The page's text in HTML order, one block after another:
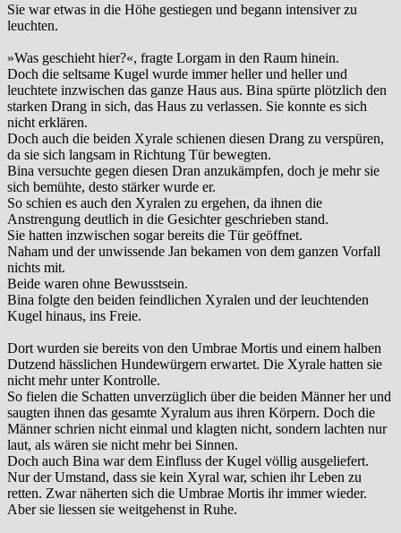
Sie war etwas in die Höhe gestiegen und begann intensiver zu
leuchten.
»Was geschieht hier?«, fragte Lorgam in den Raum hinein.
Doch die seltsame Kugel wurde immer heller und heller und
leuchtete inzwischen das ganze Haus aus. Bina spürte plötzlich den
starken Drang in sich, das Haus zu verlassen. Sie konnte es sich
nicht erklären.
Doch auch die beiden Xyrale schienen diesen Drang zu verspüren,
da sie sich langsam in Richtung Tür bewegten.
Bina versuchte gegen diesen Dran anzukämpfen, doch je mehr sie
sich bemühte, desto stärker wurde er.
So schien es auch den Xyralen zu ergehen, da ihnen die
Anstrengung deutlich in die Gesichter geschrieben stand.
Sie hatten inzwischen sogar bereits die Tür geöffnet.
Naham und der unwissende Jan bekamen von dem ganzen Vorfall
nichts mit.
Beide waren ohne Bewusstsein.
Bina folgte den beiden feindlichen Xyralen und der leuchtenden
Kugel hinaus, ins Freie.
Dort wurden sie bereits von den Umbrae Mortis und einem halben
Dutzend hässlichen Hundewürgern erwartet. Die Xyrale hatten sie
nicht mehr unter Kontrolle.
So fielen die Schatten unverzüglich über die beiden Männer her und
saugten ihnen das gesamte Xyralum aus ihren Körpern. Doch die
Männer schrien nicht einmal und klagten nicht, sondern lachten nur
laut, als wären sie nicht mehr bei Sinnen.
Doch auch Bina war dem Einfluss der Kugel völlig ausgeliefert.
Nur der Umstand, dass sie kein Xyral war, schien ihr Leben zu
retten. Zwar näherten sich die Umbrae Mortis ihr immer wieder.
Aber sie liessen sie weitgehenst in Ruhe.